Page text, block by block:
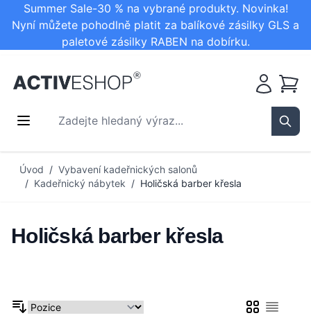
Summer Sale-30 % na vybrané produkty. Novinka!
Nyní můžete pohodlně platit za balíkové zásilky GLS a
paletové zásilky RABEN na dobírku.
Zadejte hledaný výraz...
Košík
Úvod / Vybavení kadeřnických salonů
/ Kadeřnický nábytek / Holičská barber křesla
Holičská barber křesla
MřížkaSeznam